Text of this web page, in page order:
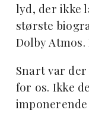
lyd, der ikke
største
Dolby
Snart var
for os. Ikke